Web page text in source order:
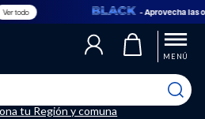
todo - Aprovecha las
MENÚ
tu Región y comuna
eliminado correctamente
a tu lista de favoritos correctamente
favoritos permitidos, para agregar
y elimina los que ya no necesitas.